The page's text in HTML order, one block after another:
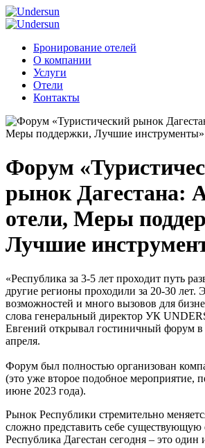
Бронирование отелей
О компании
Услуги
Отели
Контакты
Форум
рынок Дагестана:
отели, Меры
Лучшие
«Республика за 3-5 лет проходит путь
другие регионы проходили за 20-30 лет.
возможностей и много вызовов для
слова генеральный директор УК
Евгений открывал гостиничный форум в
апреля.
Форум был полностью организован
(это уже второе подобное мероприятие,
июне 2023 года).
Рынок Республики стремительно
сложно представить себе существующую
Республика Дагестан сегодня – это